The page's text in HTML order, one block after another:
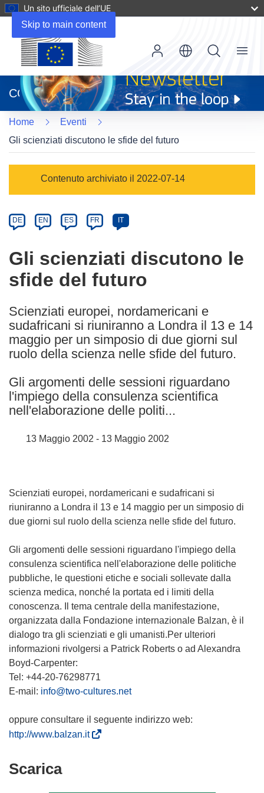
Skip to main content
Un sito ufficiale dell’UE
apre
in
una
nuova
finestra)
CORDIS
Menu
Home
Eventi
Gli scienziati discutono le sfide del futuro
category
Contenuto archiviato il 2022-07-14
Article
available
the
following
languages:
DE EN ES FR IT
Gli scienziati discutono le
sfide del futuro
Scienziati europei, nordamericani e
sudafricani si riuniranno a Londra il 13 e 14
maggio per un simposio di due giorni sul
ruolo della scienza nelle sfide del futuro.
Gli argomenti delle sessioni riguardano
l'impiego della consulenza scientifica
nell'elaborazione delle politi...
13 Maggio 2002 - 13 Maggio 2002
Scienziati europei, nordamericani e sudafricani si
riuniranno a Londra il 13 e 14 maggio per un simposio di
due giorni sul ruolo della scienza nelle sfide del futuro.
Gli argomenti delle sessioni riguardano l'impiego della
consulenza scientifica nell'elaborazione delle politiche
pubbliche, le questioni etiche e sociali sollevate dalla
scienza medica, nonché la portata ed i limiti della
conoscenza. Il tema centrale della manifestazione,
organizzata dalla Fondazione internazionale Balzan, è il
dialogo tra gli scienziati e gli umanisti.Per ulteriori
informazioni rivolgersi a Patrick Roberts o ad Alexandra
Boyd-Carpenter:
Tel: +44-20-76298771
E-mail: info@two-cultures.net
oppure consultare il seguente indirizzo web:
http://www.balzan.it(
ScaricaScarica